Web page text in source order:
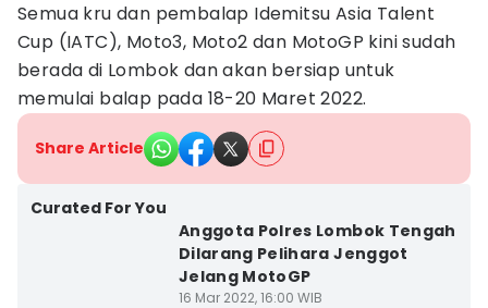
Semua kru dan pembalap Idemitsu Asia Talent
Cup (IATC), Moto3, Moto2 dan MotoGP kini sudah
berada di Lombok dan akan bersiap untuk
memulai balap pada 18-20 Maret 2022.
Share Article
Curated For You
Anggota Polres Lombok Tengah
Dilarang Pelihara Jenggot
Jelang MotoGP
16 Mar 2022, 16:00 WIB